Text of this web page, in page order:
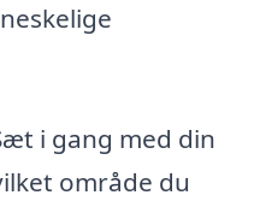
i gang med din
område du